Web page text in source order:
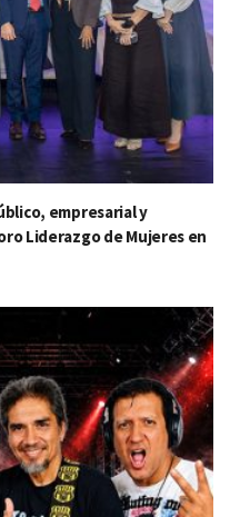
empresarial y
Liderazgo de Mujeres en